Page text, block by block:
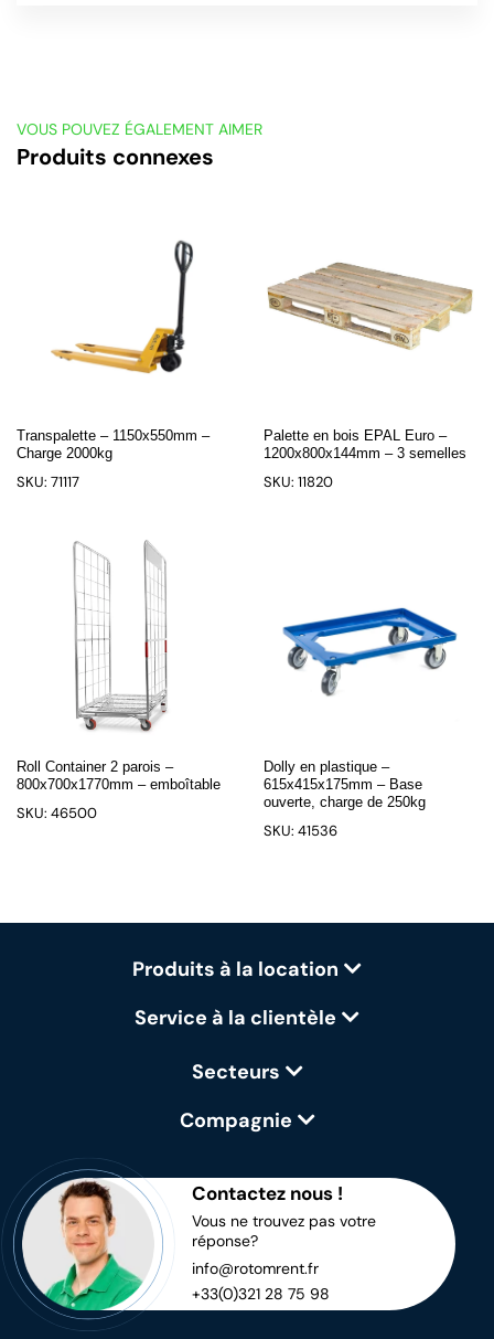
VOUS POUVEZ ÉGALEMENT AIMER
Produits connexes
Transpalette – 1150x550mm –
Charge 2000kg
SKU: 71117
Palette en bois EPAL Euro –
1200x800x144mm – 3 semelles
SKU: 11820
Roll Container 2 parois –
800x700x1770mm – emboîtable
SKU: 46500
Dolly en plastique –
615x415x175mm – Base
ouverte, charge de 250kg
SKU: 41536
Produits à la location
Service à la clientèle
Secteurs
Compagnie
Contactez nous !
Vous ne trouvez pas votre
réponse?
info@rotomrent.fr
+33(0)321 28 75 98